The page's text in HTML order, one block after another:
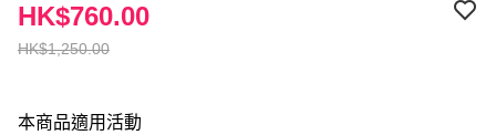
HK$1,250.00
HK$760.00
本商品適用活動